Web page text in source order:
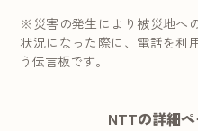
※災害の発生により被災地へ
状況になった際に、電話を利
う伝言板です。
NTTの詳細